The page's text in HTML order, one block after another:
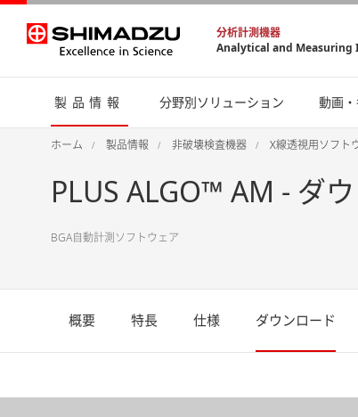
分析計測機器
Analytical and
製品情報 分野別ソリューション 動画
ホーム 製品情報 非破壊検査機器 X線透視用ソフト
PLUS ALGO™ AM - ダ
BGA自動計測ソフトウェア
概要 特長 仕様 ダウンロード